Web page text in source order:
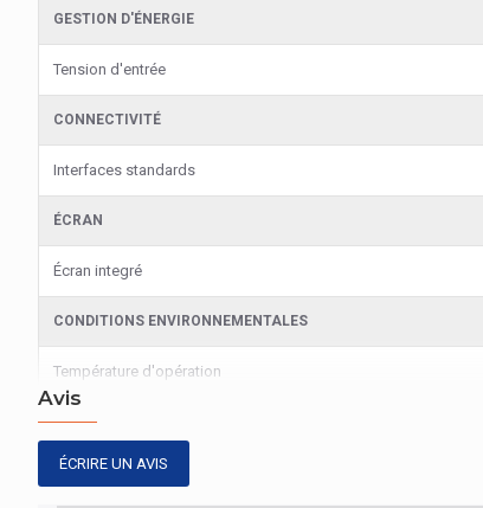
GESTION D'ÉNERGIE
Tension d'entrée
CONNECTIVITÉ
Interfaces standards
ÉCRAN
Écran integré
CONDITIONS ENVIRONNEMENTALES
Température d'opération
GESTION D'ÉNERGIE
Type d'alimentation d'énergie
Avis
ÉCRIRE UN AVIS